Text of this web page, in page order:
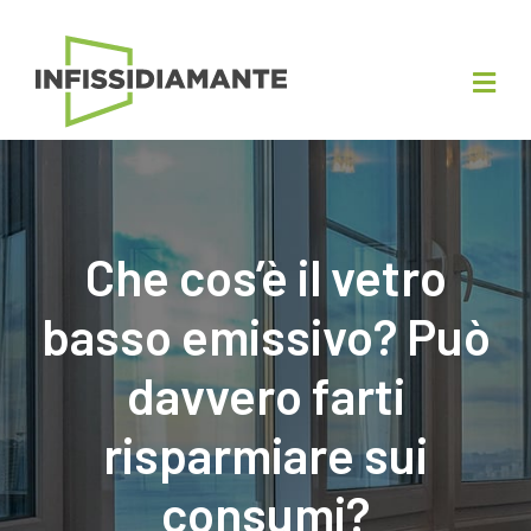
Che cos’è il vetro
basso emissivo? Può
davvero farti
risparmiare sui
consumi?